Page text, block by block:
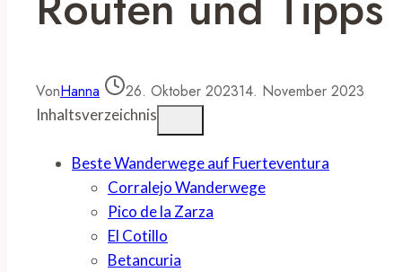
VonHanna 26. Oktober 202314. November 2023
Inhaltsverzeichnis
Beste Wanderwege auf Fuerteventura
Corralejo Wanderwege
Pico de la Zarza
El Cotillo
Betancuria